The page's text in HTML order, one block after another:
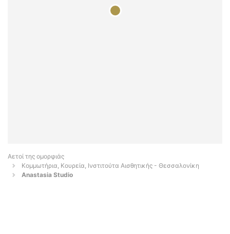
Αετοί της ομορφιάς
Κομμωτήρια, Κουρεία, Ινστιτούτα Αισθητικής - Θεσσαλονίκη
Anastasia Studio